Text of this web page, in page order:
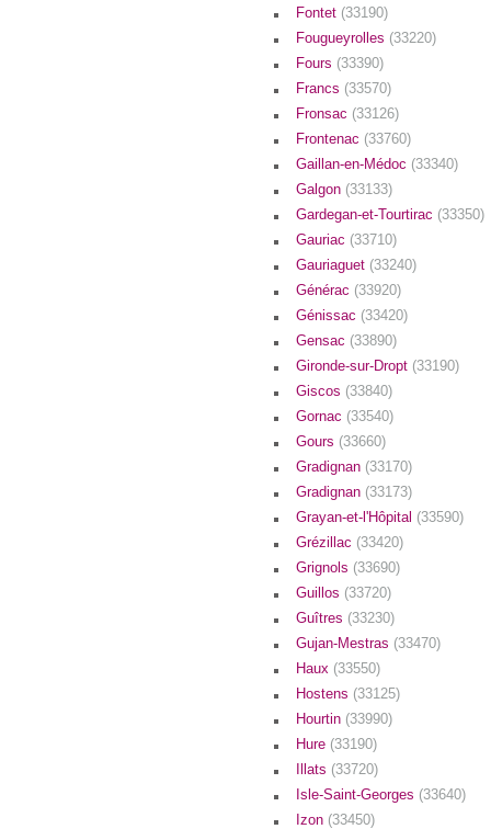
Fontet (33190)
Fougueyrolles (33220)
Fours (33390)
Francs (33570)
Fronsac (33126)
Frontenac (33760)
Gaillan-en-Médoc (33340)
Galgon (33133)
Gardegan-et-Tourtirac (33350)
Gauriac (33710)
Gauriaguet (33240)
Générac (33920)
Génissac (33420)
Gensac (33890)
Gironde-sur-Dropt (33190)
Giscos (33840)
Gornac (33540)
Gours (33660)
Gradignan (33170)
Gradignan (33173)
Grayan-et-l'Hôpital (33590)
Grézillac (33420)
Grignols (33690)
Guillos (33720)
Guîtres (33230)
Gujan-Mestras (33470)
Haux (33550)
Hostens (33125)
Hourtin (33990)
Hure (33190)
Illats (33720)
Isle-Saint-Georges (33640)
Izon (33450)